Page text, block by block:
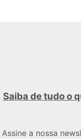
Saiba de tudo o
Assine a nossa